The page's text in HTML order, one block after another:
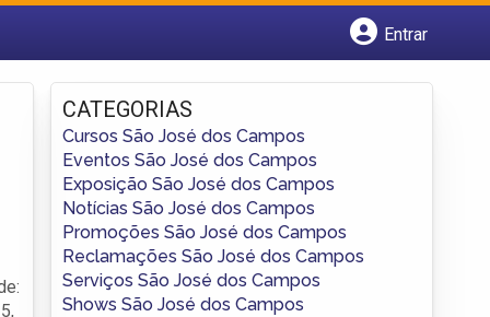
Entrar
Fazer login
Criar conta
CATEGORIAS
Cursos São José dos Campos
Eventos São José dos Campos
Exposição São José dos Campos
Notícias São José dos Campos
Promoções São José dos Campos
Reclamações São José dos Campos
Serviços São José dos Campos
Shows São José dos Campos